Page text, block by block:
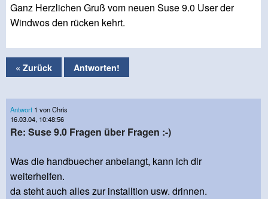
Ganz Herzlichen Gruß vom neuen Suse 9.0 User der
Windwos den rücken kehrt.
« Zurück Antworten!
Antwort 1 von Chris
16.03.04, 10:48:56
Re: Suse 9.0 Fragen über Fragen :-)
Was die handbuecher anbelangt, kann ich dir
weiterhelfen.
da steht auch alles zur installtion usw. drinnen.